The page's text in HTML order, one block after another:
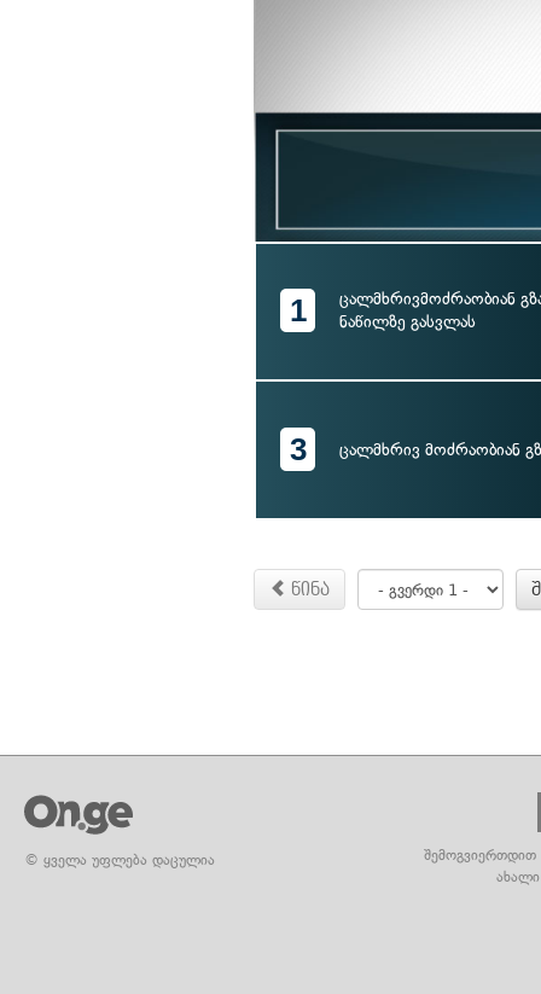
1
ცალმხრივმოძრაობიან
ნაწილზე გასვლას
3 ცალმხრივ მოძრაობიან
წინა
© ყველა უფლება დაცულია
შემოგვიერთდით
ახალი